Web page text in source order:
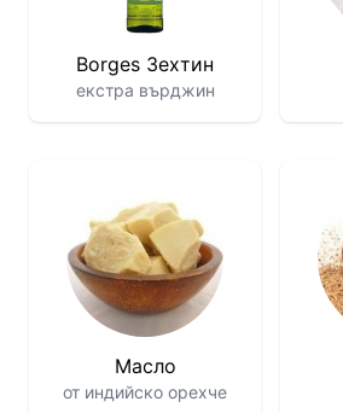
Borges Зехтин
екстра върджин
Масло
от индийско орехче